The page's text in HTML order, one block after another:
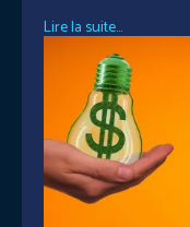
Lire la suite...